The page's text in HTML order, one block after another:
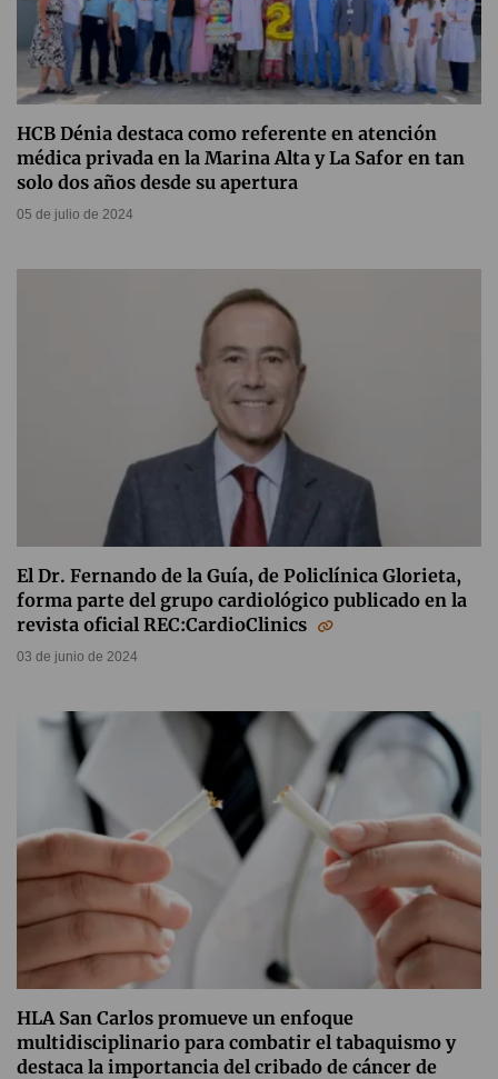
HCB Dénia destaca como referente en atención
médica privada en la Marina Alta y La Safor en tan
solo dos años desde su apertura
05 de julio de 2024
El Dr. Fernando de la Guía, de Policlínica Glorieta,
forma parte del grupo cardiológico publicado en la
revista oficial REC:CardioClinics
03 de junio de 2024
HLA San Carlos promueve un enfoque
multidisciplinario para combatir el tabaquismo y
destaca la importancia del cribado de cáncer de